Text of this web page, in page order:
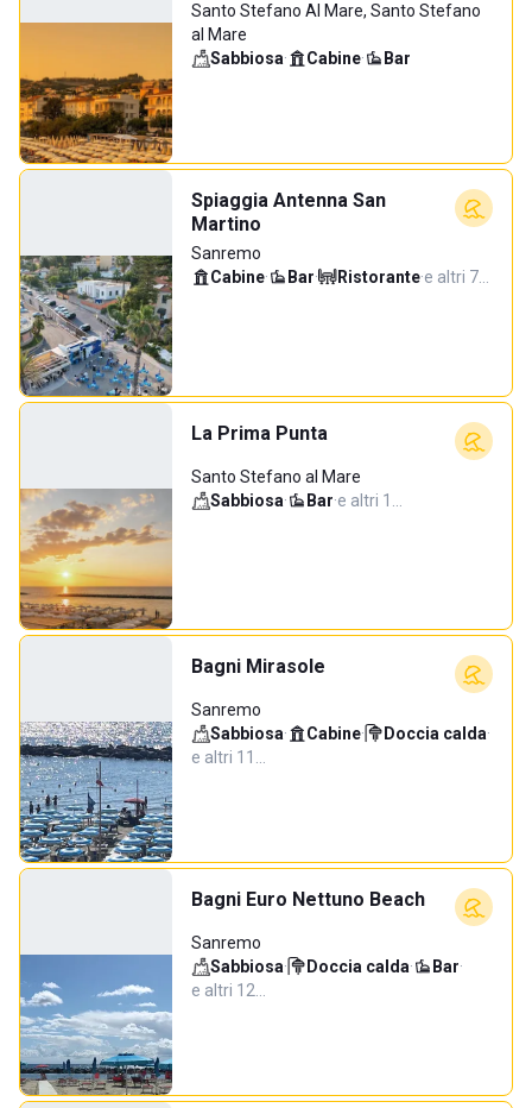
Santo Stefano Al Mare, Santo Stefano
al Mare
Sabbiosa· Cabine· Bar
Spiaggia Antenna San
Martino
Sanremo
Cabine· Bar· Ristorante·e altri 7…
La Prima Punta
Santo Stefano al Mare
Sabbiosa· Bar·e altri 1…
Bagni Mirasole
Sanremo
Sabbiosa· Cabine· Doccia calda·
e altri 11…
Bagni Euro Nettuno Beach
Sanremo
Sabbiosa· Doccia calda· Bar·
e altri 12…